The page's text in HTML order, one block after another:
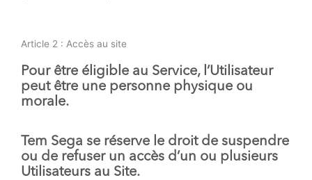
Article 2 : Accès au site
Pour être éligible au Service, l’Utilisateur
peut être une personne physique ou
morale.
Tem Sega se réserve le droit de suspendre
ou de refuser un accès d’un ou plusieurs
Utilisateurs au Site.